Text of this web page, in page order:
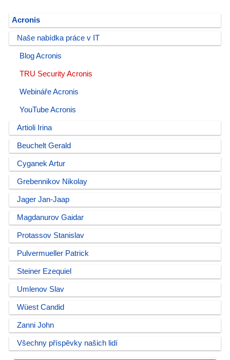
Acronis
Naše nabídka práce v IT
Blog Acronis
TRU Security Acronis
Webináře Acronis
YouTube Acronis
Artioli Irina
Beuchelt Gerald
Cyganek Artur
Grebennikov Nikolay
Jager Jan-Jaap
Magdanurov Gaidar
Protassov Stanislav
Pulvermueller Patrick
Steiner Ezequiel
Umlenov Slav
Wüest Candid
Zanni John
Všechny příspěvky našich lidí